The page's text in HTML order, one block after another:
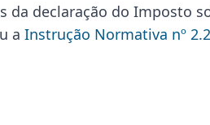
da declaração do Imposto
a Instrução Normativa nº